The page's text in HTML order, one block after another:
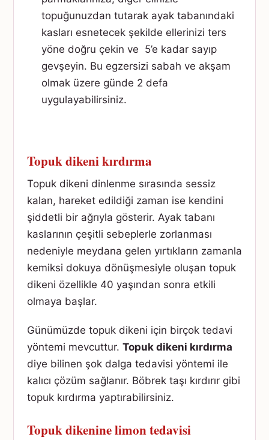
topuğunuzdan tutarak ayak tabanındaki
kasları esnetecek şekilde ellerinizi ters
yöne doğru çekin ve 5’e kadar sayıp
gevşeyin. Bu egzersizi sabah ve akşam
olmak üzere günde 2 defa
uygulayabilirsiniz.
Topuk dikeni kırdırma
Topuk dikeni dinlenme sırasında sessiz
kalan, hareket edildiği zaman ise kendini
şiddetli bir ağrıyla gösterir. Ayak tabanı
kaslarının çeşitli sebeplerle zorlanması
nedeniyle meydana gelen yırtıkların zamanla
kemiksi dokuya dönüşmesiyle oluşan topuk
dikeni özellikle 40 yaşından sonra etkili
olmaya başlar.
Günümüzde topuk dikeni için birçok tedavi
yöntemi mevcuttur. Topuk dikeni kırdırma
diye bilinen şok dalga tedavisi yöntemi ile
kalıcı çözüm sağlanır. Böbrek taşı kırdırır gibi
topuk kırdırma yaptırabilirsiniz.
Topuk dikenine limon tedavisi